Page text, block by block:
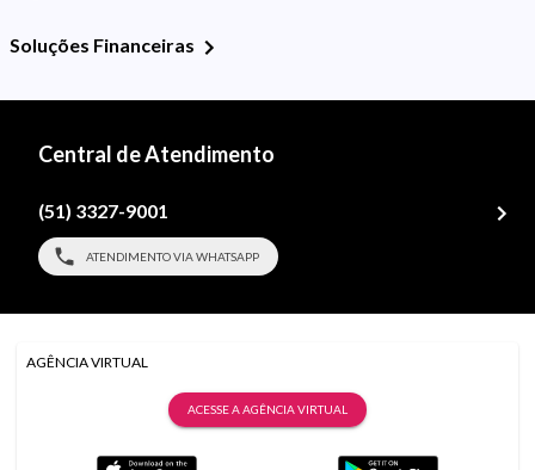
Soluções Financeiras
Central de Atendimento
(51) 3327-9001
ATENDIMENTO VIA WHATSAPP
AGÊNCIA VIRTUAL
ACESSE A AGÊNCIA VIRTUAL